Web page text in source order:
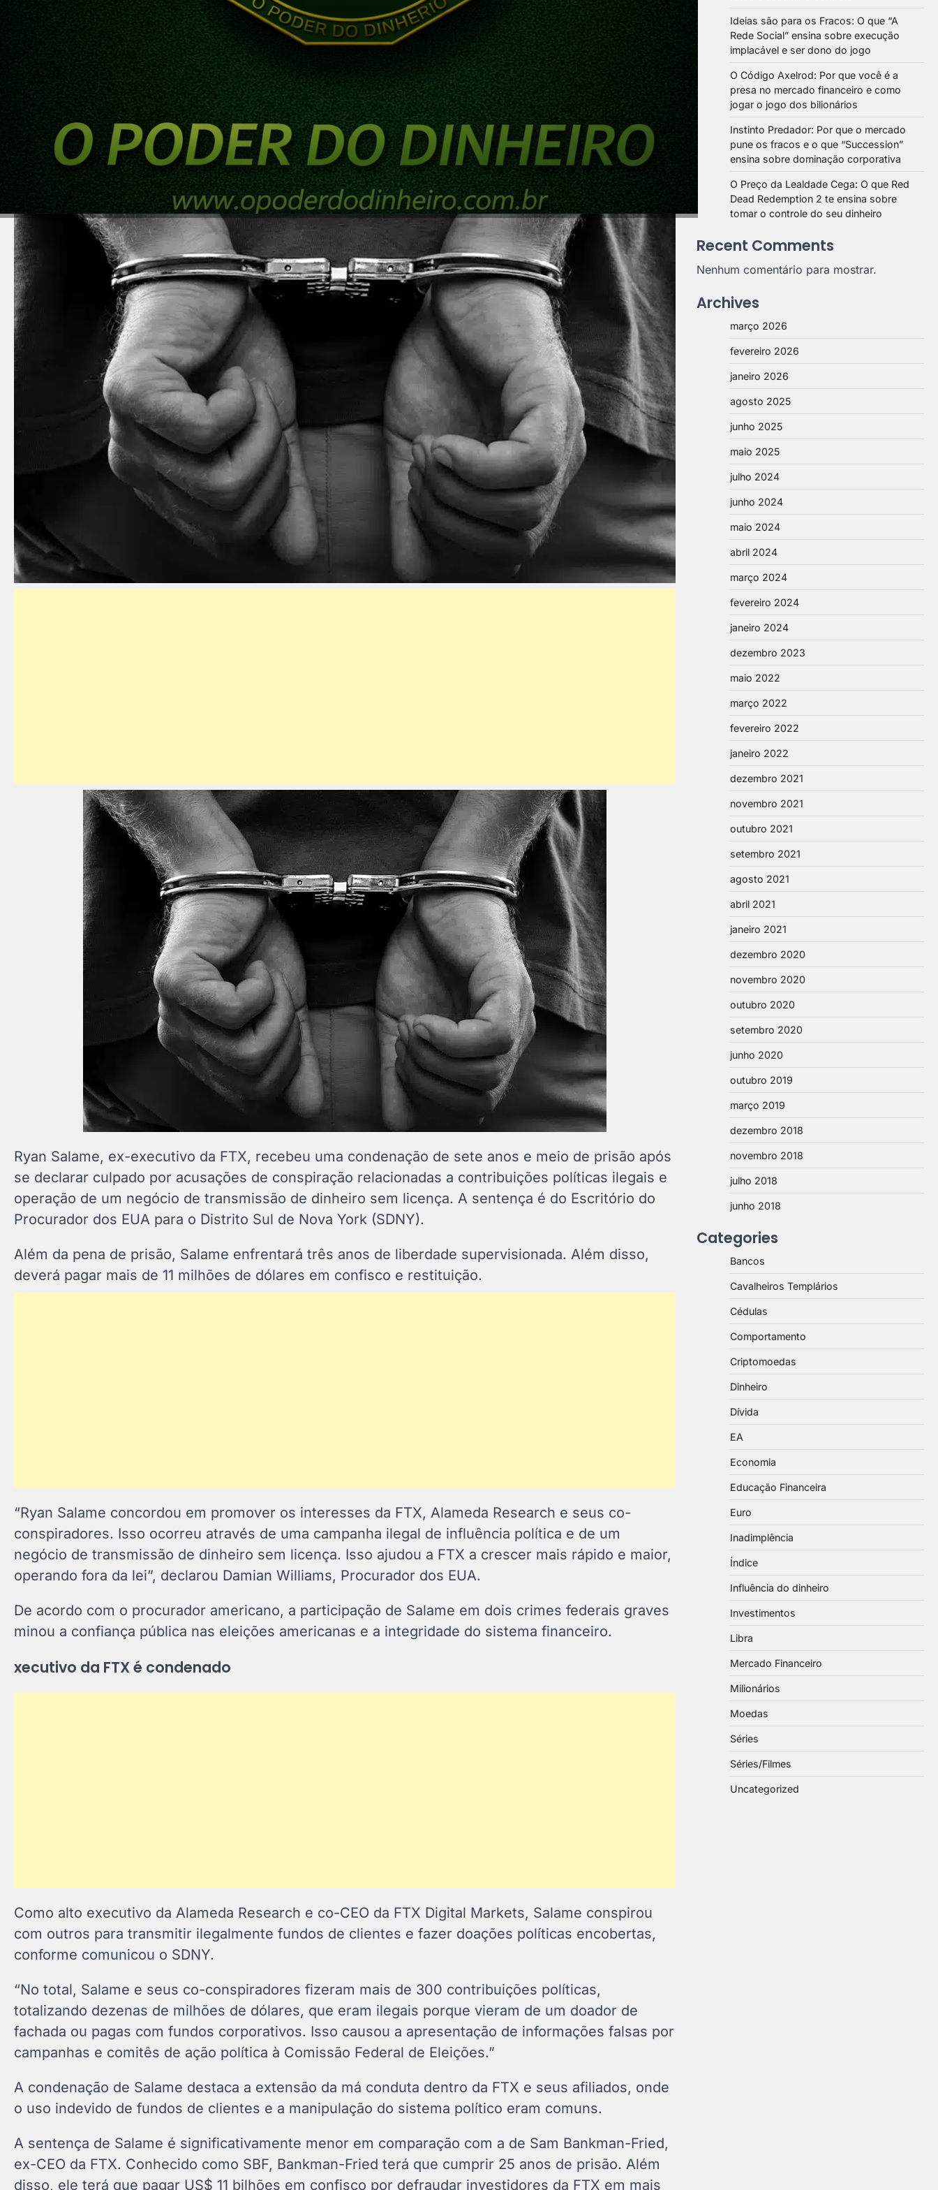
ECONOMIA EDUCAÇÃO FINANCEIRA INADIMPLÊNCIA INVESTIMENTOS MERCADO FINANCEIRO UNCATEGORIZED
Executivo da FTX é condenado a 90 meses de prisão
29/05/2024
Ryan Salame, ex-executivo da FTX, recebeu uma condenação de sete anos e meio de prisão após
se declarar culpado por acusações de conspiração relacionadas a contribuições políticas ilegais e
operação de um negócio de transmissão de dinheiro sem licença. A sentença é do Escritório do
Procurador dos EUA para o Distrito Sul de Nova York (SDNY).
Além da pena de prisão, Salame enfrentará três anos de liberdade supervisionada. Além disso,
deverá pagar mais de 11 milhões de dólares em confisco e restituição.
“Ryan Salame concordou em promover os interesses da FTX, Alameda Research e seus co-
conspiradores. Isso ocorreu através de uma campanha ilegal de influência política e de um
negócio de transmissão de dinheiro sem licença. Isso ajudou a FTX a crescer mais rápido e maior,
operando fora da lei”, declarou Damian Williams, Procurador dos EUA.
De acordo com o procurador americano, a participação de Salame em dois crimes federais graves
minou a confiança pública nas eleições americanas e a integridade do sistema financeiro.
xecutivo da FTX é condenado
Como alto executivo da Alameda Research e co-CEO da FTX Digital Markets, Salame conspirou
com outros para transmitir ilegalmente fundos de clientes e fazer doações políticas encobertas,
conforme comunicou o SDNY.
“No total, Salame e seus co-conspiradores fizeram mais de 300 contribuições políticas,
totalizando dezenas de milhões de dólares, que eram ilegais porque vieram de um doador de
fachada ou pagas com fundos corporativos. Isso causou a apresentação de informações falsas por
campanhas e comitês de ação política à Comissão Federal de Eleições.”
A condenação de Salame destaca a extensão da má conduta dentro da FTX e seus afiliados, onde
o uso indevido de fundos de clientes e a manipulação do sistema político eram comuns.
A sentença de Salame é significativamente menor em comparação com a de Sam Bankman-Fried,
ex-CEO da FTX. Conhecido como SBF, Bankman-Fried terá que cumprir 25 anos de prisão. Além
disso, ele terá que pagar US$ 11 bilhões em confisco por defraudar investidores da FTX em mais
Ideias são para os Fracos: O que “A
Rede Social” ensina sobre execução
implacável e ser dono do jogo
O Código Axelrod: Por que você é a
presa no mercado financeiro e como
jogar o jogo dos bilionários
Instinto Predador: Por que o mercado
pune os fracos e o que “Succession”
ensina sobre dominação corporativa
O Preço da Lealdade Cega: O que Red
Dead Redemption 2 te ensina sobre
tomar o controle do seu dinheiro
Recent Comments
Nenhum comentário para mostrar.
Archives
março 2026
fevereiro 2026
janeiro 2026
agosto 2025
junho 2025
maio 2025
julho 2024
junho 2024
maio 2024
abril 2024
março 2024
fevereiro 2024
janeiro 2024
dezembro 2023
maio 2022
março 2022
fevereiro 2022
janeiro 2022
dezembro 2021
novembro 2021
outubro 2021
setembro 2021
agosto 2021
abril 2021
janeiro 2021
dezembro 2020
novembro 2020
outubro 2020
setembro 2020
junho 2020
outubro 2019
março 2019
dezembro 2018
novembro 2018
julho 2018
junho 2018
Categories
Bancos
Cavalheiros Templários
Cédulas
Comportamento
Criptomoedas
Dinheiro
Dívida
EA
Economia
Educação Financeira
Euro
Inadimplência
Índice
Influência do dinheiro
Investimentos
Libra
Mercado Financeiro
Milionários
Moedas
Séries
Séries/Filmes
Uncategorized